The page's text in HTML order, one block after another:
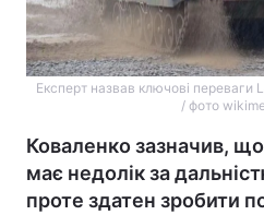
Експерт назвав ключові переваги
/ фото
Коваленко зазначив,
має недолік за
проте здатен зробити